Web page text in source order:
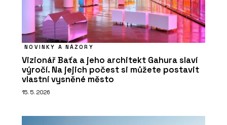
NOVINKY A NÁZORY
Vizionář Baťa a jeho architekt Gahura slaví
výročí. Na jejich počest si můžete postavit
vlastní vysněné město
15. 5. 2026